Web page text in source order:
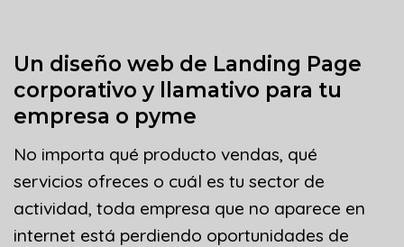
Un diseño web de Landing Page
corporativo y llamativo para tu
empresa o pyme
No importa qué producto vendas, qué
servicios ofreces o cuál es tu sector de
actividad, toda empresa que no aparece en
internet está perdiendo oportunidades de